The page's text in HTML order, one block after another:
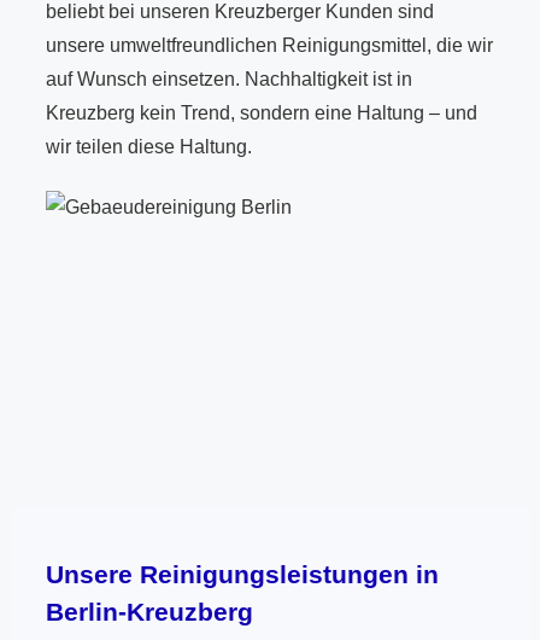
beliebt bei unseren Kreuzberger Kunden sind
unsere umweltfreundlichen Reinigungsmittel, die wir
auf Wunsch einsetzen. Nachhaltigkeit ist in
Kreuzberg kein Trend, sondern eine Haltung – und
wir teilen diese Haltung.
Unsere Reinigungsleistungen in
Berlin-Kreuzberg